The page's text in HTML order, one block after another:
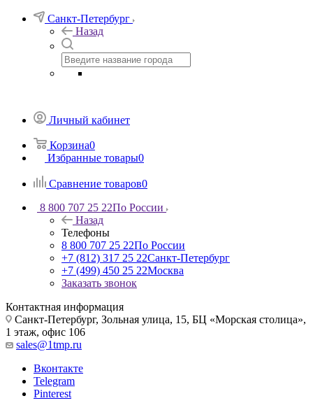
Санкт-Петербург
Назад
Личный кабинет
Корзина0
Избранные товары0
Сравнение товаров0
8 800 707 25 22По России
Назад
Телефоны
8 800 707 25 22По России
+7 (812) 317 25 22Санкт-Петербург
+7 (499) 450 25 22Москва
Заказать звонок
Контактная информация
Санкт-Петербург, Зольная улица, 15, БЦ «Морская столица»,
1 этаж, офис 106
sales@1tmp.ru
Вконтакте
Telegram
Pinterest